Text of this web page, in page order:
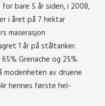
bare 5 år siden, i 2008,
i året på 7 hektar
maserasjon
1 år på ståltanker.
Grenache og 25%
modenheten av druene
hennes første hel-